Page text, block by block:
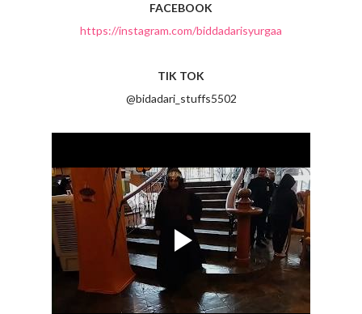
FACEBOOK
https://instagram.com/biddadarisyurgaa
TIK TOK
@bidadari_stuffs5502